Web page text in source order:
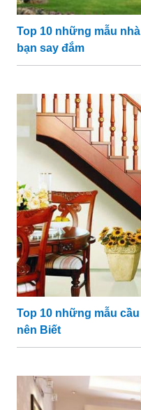
Top 10 những mẫu
bạn say đắm
Top 10 những mẫu
nên Biết